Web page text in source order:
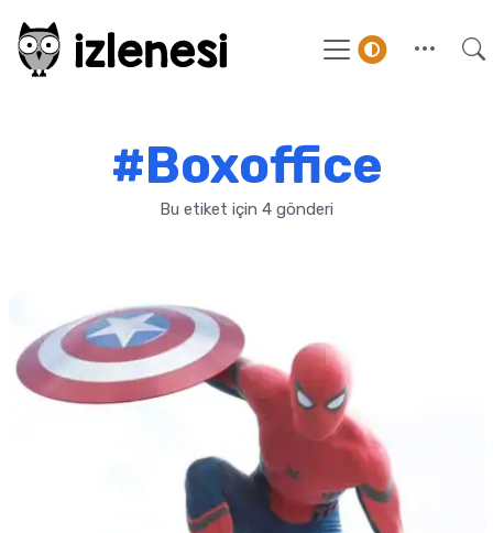
#Boxoffice
Bu etiket için 4 gönderi